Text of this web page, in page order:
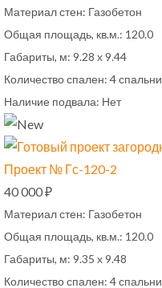
Материал стен: Газобетон
Общая площадь, кв.м.: 120.0
Габариты, м: 9.28 х 9.44
Количество спален: 4 спальни
Наличие подвала: Нет
Проект № Гс-120-2
40 000 ₽
Материал стен: Газобетон
Общая площадь, кв.м.: 120.0
Габариты, м: 9.35 х 9.48
Количество спален: 4 спальни